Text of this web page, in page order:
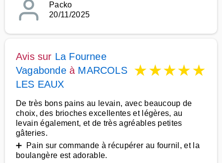
Packo
20/11/2025
Avis sur La Fournee
Vagabondeà MARCOLS
LES EAUX
★★★★★
De très bons pains au levain, avec beaucoup de
choix, des brioches excellentes et légères, au
levain également, et de très agréables petites
gâteries.
➕ Pain sur commande à récupérer au fournil, et la
boulangère est adorable.